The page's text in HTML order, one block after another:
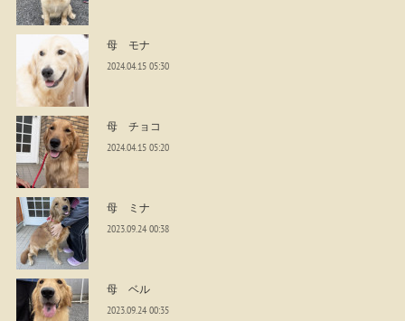
母 モナ
2024.04.15 05:30
母 チョコ
2024.04.15 05:20
母 ミナ
2023.09.24 00:38
母 ベル
2023.09.24 00:35